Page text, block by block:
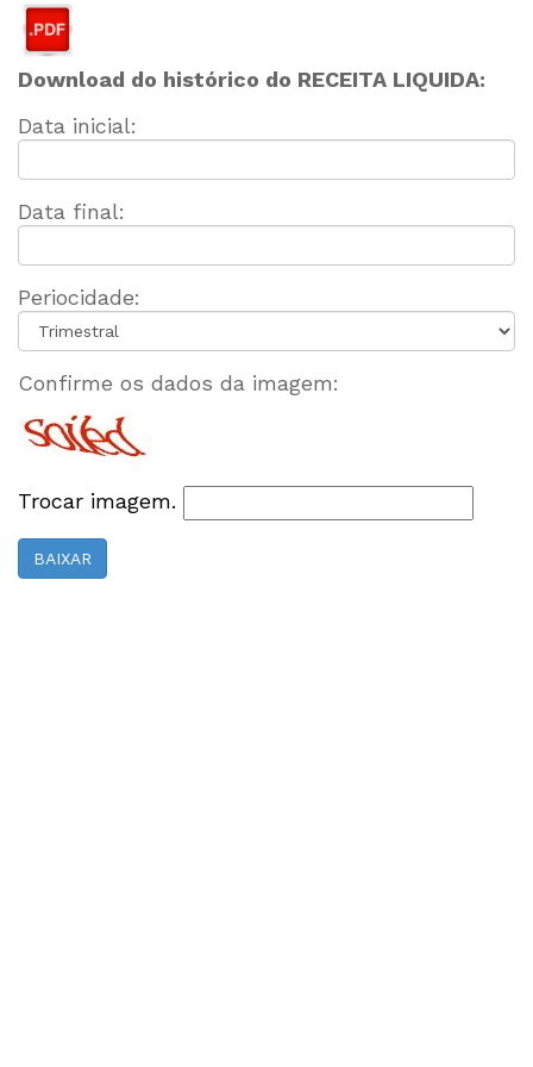
Download do histórico do RECEITA LIQUIDA:
Data inicial:
Data final:
Periocidade:
Confirme os dados da imagem:
Trocar imagem.